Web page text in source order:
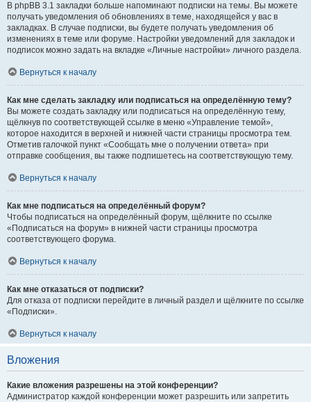
В phpBB 3.1 закладки больше напоминают подписки на темы. Вы можете
получать уведомления об обновлениях в теме, находящейся у вас в
закладках. В случае подписки, вы будете получать уведомления об
изменениях в теме или форуме. Настройки уведомлений для закладок и
подписок можно задать на вкладке «Личные настройки» личного раздела.
Вернуться к началу
Как мне сделать закладку или подписаться на определённую тему?
Вы можете создать закладку или подписаться на определённую тему,
щёлкнув по соответствующей ссылке в меню «Управление темой»,
которое находится в верхней и нижней части страницы просмотра тем.
Отметив галочкой пункт «Сообщать мне о получении ответа» при
отправке сообщения, вы также подпишетесь на соответствующую тему.
Вернуться к началу
Как мне подписаться на определённый форум?
Чтобы подписаться на определённый форум, щёлкните по ссылке
«Подписаться на форум» в нижней части страницы просмотра
соответствующего форума.
Вернуться к началу
Как мне отказаться от подписки?
Для отказа от подписки перейдите в личный раздел и щёлкните по ссылке
«Подписки».
Вернуться к началу
Вложения
Какие вложения разрешены на этой конференции?
Администратор каждой конференции может разрешить или запретить